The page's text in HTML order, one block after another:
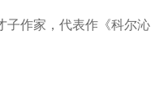
子作家，代表作《科尔沁